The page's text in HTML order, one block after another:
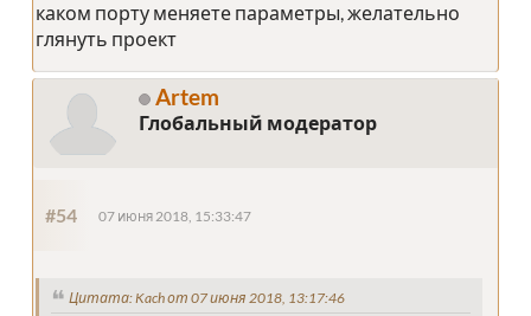
каком порту меняете параметры, желательно
глянуть проект
Artem
Глобальный модератор
#54 07 июня 2018, 15:33:47
Цитата: Kach от 07 июня 2018, 13:17:46